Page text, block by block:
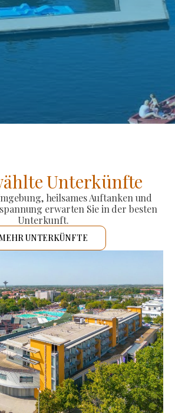
Unterkünfte
heilsames Auftanken und
erwarten Sie in der besten
Unterkunft.
UNTERKÜNFTE